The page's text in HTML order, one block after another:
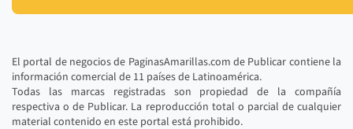
El portal de negocios de PaginasAmarillas.com de Publicar contiene la
información comercial de 11 países de Latinoamérica.
Todas las marcas registradas son propiedad de la compañía
respectiva o de Publicar. La reproducción total o parcial de cualquier
material contenido en este portal está prohibido.